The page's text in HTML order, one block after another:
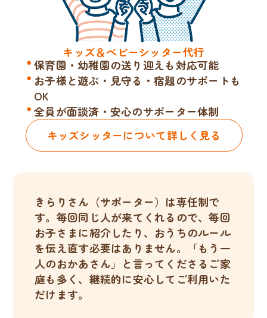
キッズ＆ベビーシッター代行
保育園・幼稚園の送り迎えも対応可能
お子様と遊ぶ・見守る・宿題のサポートも
OK
全員が面談済・安心のサポーター体制
キッズシッターについて詳しく見る
きらりさん（サポーター）は専任制で
す。毎回同じ人が来てくれるので、毎回
お子さまに紹介したり、おうちのルール
を伝え直す必要はありません。「もう一
人のおかあさん」と言ってくださるご家
庭も多く、継続的に安心してご利用いた
だけます。